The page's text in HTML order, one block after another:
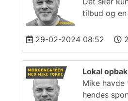
tilbud og
29-02-2024 08:52
Lokal
Mike havde
hendes